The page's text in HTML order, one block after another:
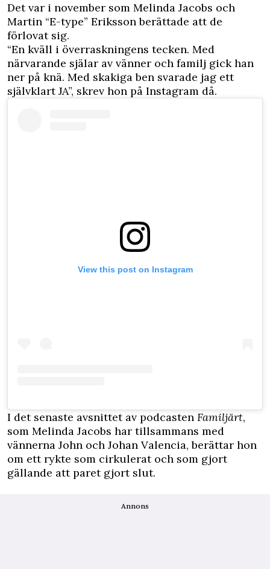
Det var i november som Melinda Jacobs och
Martin “E-type” Eriksson berättade att de
förlovat sig.
“En kväll i överraskningens tecken. Med
närvarande själar av vänner och familj gick han
ner på knä. Med skakiga ben svarade jag ett
självklart JA”, skrev hon på Instagram då.
View this post on Instagram
I det senaste avsnittet av podcasten Familjärt,
som Melinda Jacobs har tillsammans med
vännerna John och Johan Valencia, berättar hon
om ett rykte som cirkulerat och som gjort
gällande att paret gjort slut.
Annons